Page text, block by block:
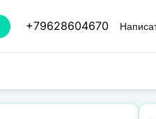
+79628604670